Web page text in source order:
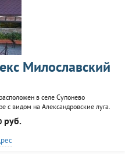
Милославский
в селе Супонево
с видом на Александровские луга.
и отдельные гостиные домики,
проведения бизнес встреч,
зал. Дополнительная
руб.